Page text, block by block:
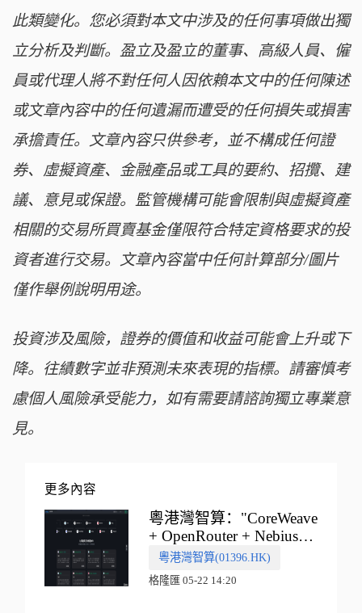
此類變化。您必須對本文中涉及的任何事項做出獨
立分析及判斷。盈立及盈立的董事、高級人員、僱
員或代理人將不對任何人因依賴本文中的任何陳述
或文章內容中的任何遺漏而遭受的任何損失或損害
承擔責任。文章內容只供參考，並不構成任何證
券、虛擬資產、金融產品或工具的要約、招攬、建
議、意見或保證。監管機構可能會限制與虛擬資產
相關的交易所買賣基金僅限符合特定資格要求的投
資者進行交易。文章內容當中任何計算部分/圖片
僅作舉例說明用途。
投資涉及風險，證券的價值和收益可能會上升或下
降。往績數字並非預測未來表現的指標。請審慎考
慮個人風險承受能力，如有需要請諮詢獨立專業意
見。
更多內容
粵港灣智算："CoreWeave
+ OpenRouter + Nebius"
多向融合的中國智算新範
式
粵港灣智算(01396.HK)
格隆匯 05-22 14:20